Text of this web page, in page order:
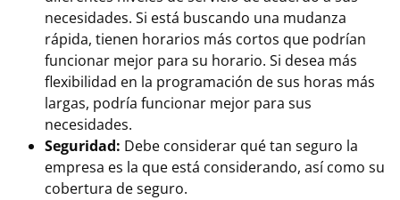
necesidades. Si está buscando una mudanza
rápida, tienen horarios más cortos que podrían
funcionar mejor para su horario. Si desea más
flexibilidad en la programación de sus horas más
largas, podría funcionar mejor para sus
necesidades.
Seguridad: Debe considerar qué tan seguro la
empresa es la que está considerando, así como su
cobertura de seguro.